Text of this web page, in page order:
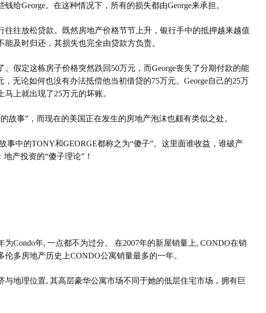
钱给George。在这种情况下，所有的损失都由George来承担。
往放松贷款。既然房地产价格节节上升，银行手中的抵押越来越值
及时归还，其损失也完全由贷款方负责。
。假定这栋房子价格突然跌回 50万元，而George丧失了分期付款的能
，无论如何也没有办法抵偿他当初借贷的75万元。 George自己的25万
马上就出现了25万元的坏账。
故事”，而现在的美国正在发生的房地产泡沫也颇有类似之处。
事中的TONY和GEORGE都称之为“傻子”。这里面谁收益，谁破产
产投资的“傻子理论”！
为Condo年, 一点都不为过分。 在2007年的新屋销量上, CONDO在销
伦多房地产历史上CONDO公寓销量最多的一年。
与地理位置, 其高层豪华公寓市场不同于她的低层住宅市场，拥有巨